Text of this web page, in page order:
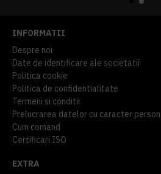
INFORMATII
Despre noi
Date de identificare ale societatii
Politica cookie
Politica de confidentialitate
Termeni si conditii
Prelucrarea datelor cu caracter
Cum comand
Certificari ISO
EXTRA